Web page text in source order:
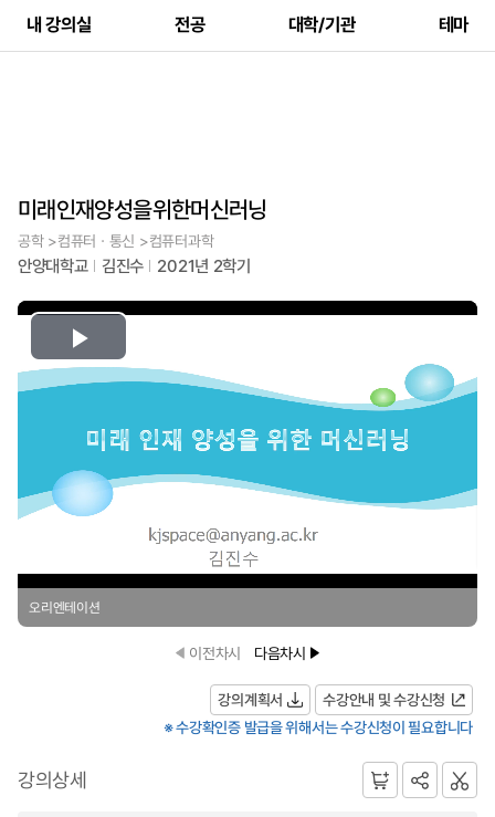
내 강의실 전공 대학/기관 테마
미래인재양성을위한머신러닝
공학 >컴퓨터ㆍ통신 >컴퓨터과학
안양대학교 김진수 2021년 2학기
Play
오리엔테이션
이전차시 다음차시
강의계획서
수강안내 및 수강신청
※ 수강확인증 발급을 위해서는 수강신청이 필요합니다
강의상세